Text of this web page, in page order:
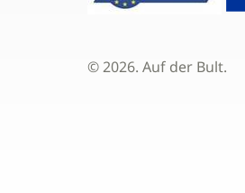
© 2026. Auf der Bult.